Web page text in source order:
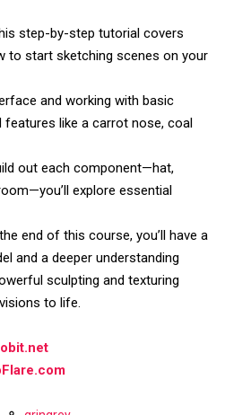
step-by-step tutorial covers
to start sketching scenes on your
and working with basic
like a carrot nose, coal
out each component—hat,
explore essential
end of this course, you’ll have a
and a deeper understanding
sculpting and texturing
to life.